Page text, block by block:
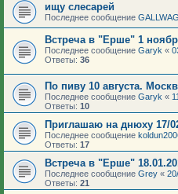
ищу слесарей
Последнее сообщение
Встреча в "Ерше" 1
Последнее сообщение Garyk «
Ответы: 36
По пиву 10 августа.
Последнее сообщение Garyk «
Ответы: 10
Приглашаю на днюху 17/
Последнее сообщение
Ответы: 17
Встреча в "Ерше"
Последнее сообщение Grey «
Ответы: 21